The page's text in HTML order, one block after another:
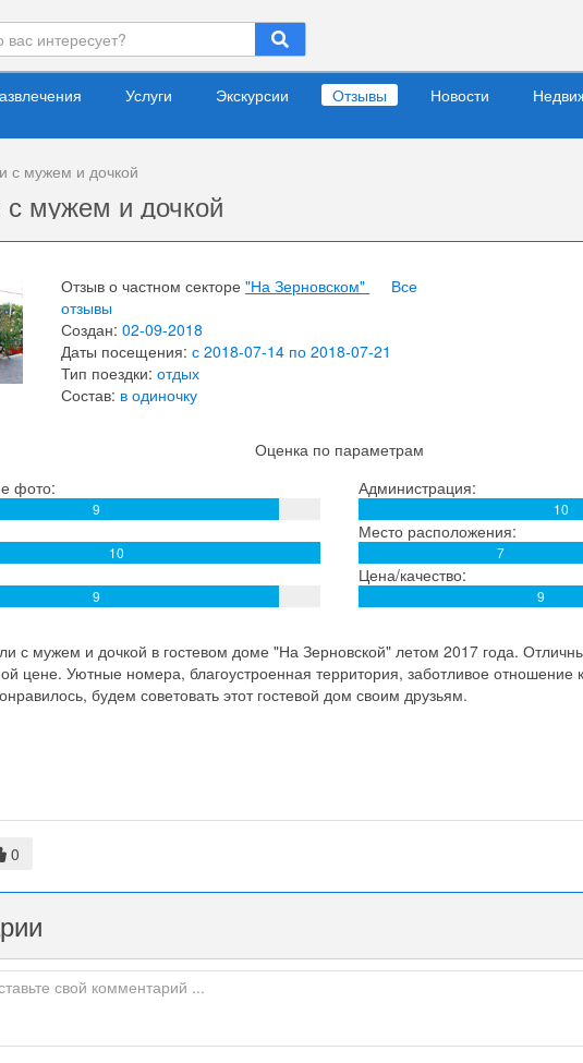
Услуги Экскурсии Отзывы Новости
с мужем и дочкой
мужем и дочкой
Отзыв о частном секторе"На Зерновском"
Все
отзывы
Создан:02-09-2018
Даты посещения:с 2018-07-14 по 2018-07-21
Тип поездки: отдых
Состав: в одиночку
Оценка по параметрам
фото:
9
Администрация:
10
10
Место расположения:
7
9
Цена/качество:
9
с мужем и дочкой в гостевом доме "На Зерновской" летом 2017 года.
цене. Уютные номера, благоустроенная территория, заботливое отношение
будем советовать этот гостевой дом своим друзьям.
0